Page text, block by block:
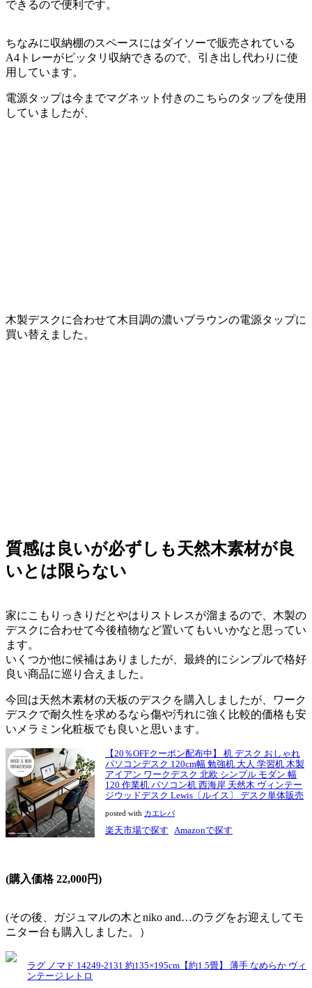
できるので便利です。
ちなみに収納棚のスペースにはダイソーで販売されている
A4トレーがピッタリ収納できるので、引き出し代わりに使
用しています。
電源タップは今までマグネット付きのこちらのタップを使用
していましたが、
木製デスクに合わせて木目調の濃いブラウンの電源タップに
買い替えました。
質感は良いが必ずしも天然木素材が良
いとは限らない
家にこもりっきりだとやはりストレスが溜まるので、木製の
デスクに合わせて今後植物など置いてもいいかなと思ってい
ます。
いくつか他に候補はありましたが、最終的にシンプルで格好
良い商品に巡り合えました。
今回は天然木素材の天板のデスクを購入しましたが、ワーク
デスクで耐久性を求めるなら傷や汚れに強く比較的価格も安
いメラミン化粧板でも良いと思います。
【20％OFFクーポン配布中】 机 デスク おしゃれ
パソコンデスク 120cm幅 勉強机 大人 学習机 木製
アイアン ワークデスク 北欧 シンプル モダン 幅
120 作業机 パソコン机 西海岸 天然木 ヴィンテー
ジウッドデスク Lewis〔ルイス〕 デスク単体販売
posted with カエレバ
楽天市場で探す Amazonで探す
(購入価格 22,000円)
(その後、ガジュマルの木とniko and…のラグをお迎えしてモ
ニター台も購入しました。）
ラグ ノマド 14249-2131 約135×195cm【約1.5畳】 薄手 なめらか ヴィ
ンテージ レトロ